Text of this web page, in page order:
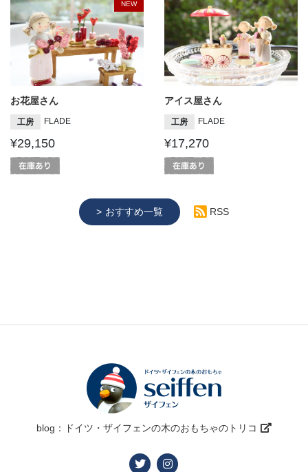
NEW
お花屋さん
工房 FLADE
¥29,150
アイス屋さん
工房 FLADE
¥17,270
おすすめ一覧 RSS
blog：ドイツ・ザイフェンの木のおもちゃのトリコ